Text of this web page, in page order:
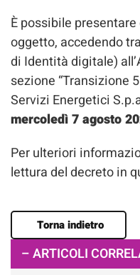
È possibile
oggetto, accedendo
di Identità digitale)
sezione “Transizione
Servizi Energetici
mercoledì 7 agosto
Per ulteriori
lettura del decreto in
Torna indietro
– ARTICOLI